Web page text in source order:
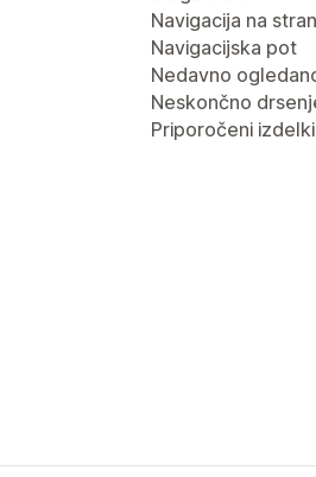
Navigacija na
Navigacijska pot
Nedavno
Neskončno
Priporočeni izdelki